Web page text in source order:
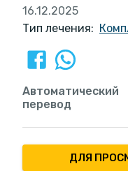
16.12.2025
Тип лечения:
Автоматический
перевод
ДЛЯ